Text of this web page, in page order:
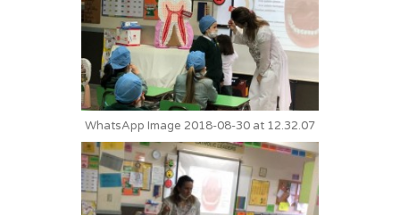
WhatsApp Image 2018-08-30 at 12.32.07